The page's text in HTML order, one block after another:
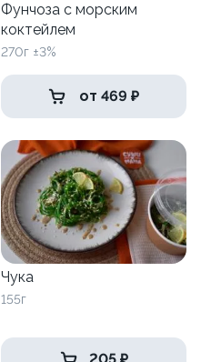
Фунчоза с морским
коктейлем
270г ±3%
от 469 ₽
Чука
155г